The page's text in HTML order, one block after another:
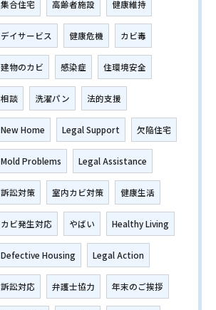
集合住宅 高齢者施設 健康維持
デイサービス 健康危機 カビ毒
建物のカビ 感染症 住環境安全
相談 洗濯パン 法的支援
New Home Legal Support 欠陥住宅
Mold Problems Legal Assistance
訴訟対策 室内カビ対策 健康生活
カビ発生対応 やばい Healthy Living
Defective Housing Legal Action
訴訟対応 弁護士協力 年末のご挨拶